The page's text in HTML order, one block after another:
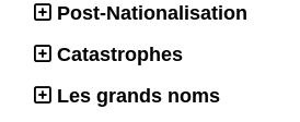
Post-Nationalisation
Catastrophes
Les grands noms